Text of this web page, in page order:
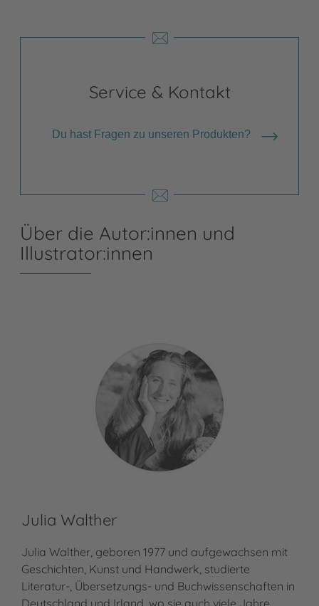
Service & Kontakt
Du hast Fragen zu unseren Produkten?
Über die Autor:innen und
Illustrator:innen
Julia Walther
Julia Walther, geboren 1977 und aufgewachsen mit
Geschichten, Kunst und Handwerk, studierte
Literatur-, Übersetzungs- und Buchwissenschaften in
Deutschland und Irland, wo sie auch viele Jahre